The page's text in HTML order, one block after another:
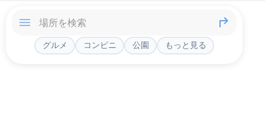
グルメ コンビニ 公園 もっと見る